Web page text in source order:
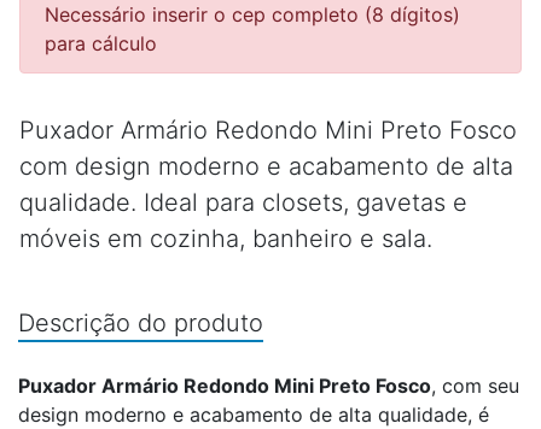
Necessário inserir o cep completo (8 dígitos)
para cálculo
Puxador Armário Redondo Mini Preto Fosco
com design moderno e acabamento de alta
qualidade. Ideal para closets, gavetas e
móveis em cozinha, banheiro e sala.
Descrição do produto
Puxador Armário Redondo Mini Preto Fosco, com seu
design moderno e acabamento de alta qualidade, é